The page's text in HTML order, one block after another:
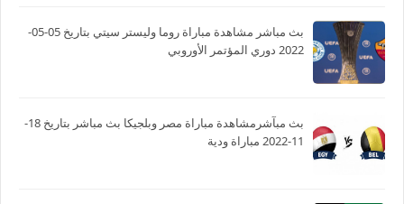
بث مباشر مشاهدة مباراة روما وليستر سيتي بتاريخ 05-05-
2022 دوري المؤتمر الأوروبي
بث مبآشرمشاهدة مباراة مصر وبلجيكا بث مباشر بتاريخ 18-
11-2022 مباراة ودية